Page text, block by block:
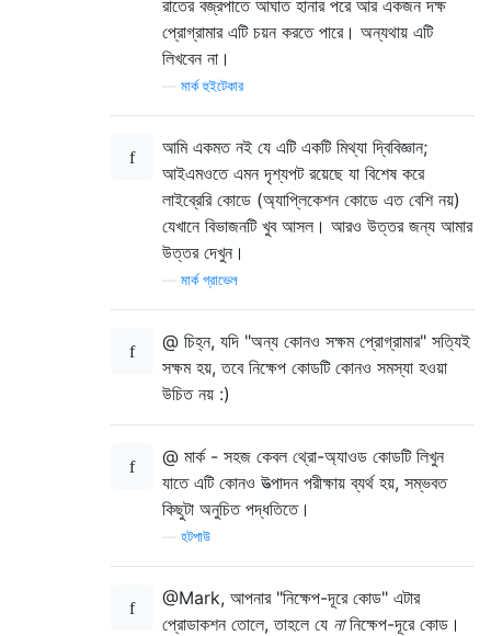
রাতের বজ্রপাতে আঘাত হানার পরে আর একজন দক্ষ
প্রোগ্রামার এটি চয়ন করতে পারে। অন্যথায় এটি
লিখবেন না।
মার্ক হুইটেকার
আমি একমত নই যে এটি একটি মিথ্যা দ্বিবিজ্ঞান;
আইএমওতে এমন দৃশ্যপট রয়েছে যা বিশেষ করে
লাইব্রেরি কোডে (অ্যাপ্লিকেশন কোডে এত বেশি নয়)
যেখানে বিভাজনটি খুব আসল। আরও উত্তর জন্য আমার
উত্তর দেখুন।
মার্ক গ্রাভেল
@ চিহ্ন, যদি "অন্য কোনও সক্ষম প্রোগ্রামার" সত্যিই
সক্ষম হয়, তবে নিক্ষেপ কোডটি কোনও সমস্যা হওয়া
উচিত নয় :)
@ মার্ক - সহজ কেবল থ্রো-অ্যাওড কোডটি লিখুন
যাতে এটি কোনও উত্পাদন পরীক্ষায় ব্যর্থ হয়, সম্ভবত
কিছুটা অনুচিত পদ্ধতিতে।
হটপাউ
@Mark, আপনার "নিক্ষেপ-দূরে কোড" এটার
প্রোডাকশন তোলে, তাহলে যে নানিক্ষেপ-দূরে কোড।